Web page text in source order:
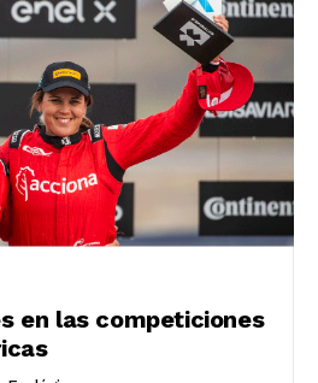
en las competiciones